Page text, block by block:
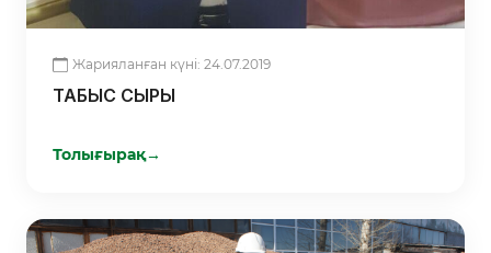
Жарияланған күні: 24.07.2019
ТАБЫС СЫРЫ
Толығырақ→